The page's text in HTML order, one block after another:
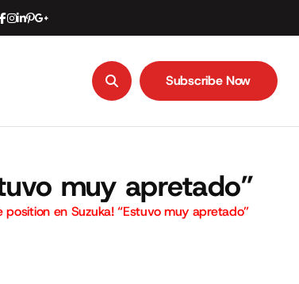
Subscribe Now
muy apretado”
en Suzuka! “Estuvo muy apretado”